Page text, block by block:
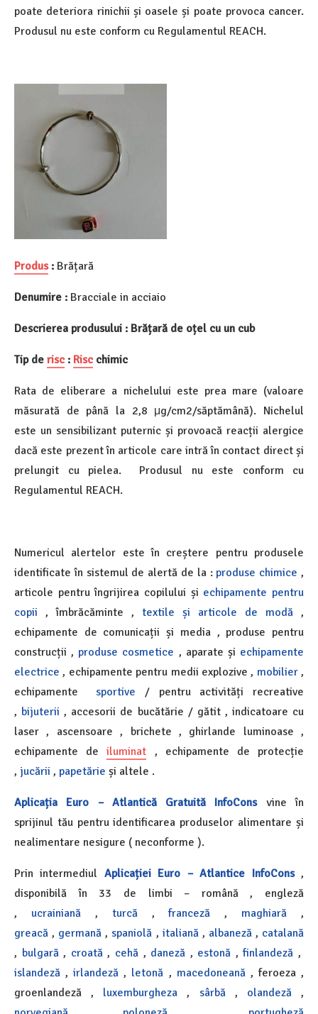
poate deteriora rinichii și oasele și poate provoca cancer.
Produsul nu este conform cu Regulamentul REACH.
Produs: Brățară
Denumire : Bracciale in acciaio
Descrierea produsului : Brățară de oțel cu un cub
Tip de risc : Risc chimic
Rata de eliberare a nichelului este prea mare (valoare
măsurată de până la 2,8 μg/cm2/săptămână). Nichelul
este un sensibilizant puternic și provoacă reacții alergice
dacă este prezent în articole care intră în contact direct și
prelungit cu pielea. Produsul nu este conform cu
Regulamentul REACH.
Numericul alertelor este în creștere pentru produsele
identificate în sistemul de alertă de la : produse chimice ,
articole pentru îngrijirea copilului și echipamente pentru
copii , îmbrăcăminte , textile și articole de modă ,
echipamente de comunicații și media , produse pentru
construcții , produse cosmetice , aparate și echipamente
electrice , echipamente pentru medii explozive , mobilier ,
echipamente sportive
/ pentru activități recreative
, bijuterii , accesorii de bucătărie / gătit , indicatoare cu
laser , ascensoare , brichete , ghirlande luminoase ,
echipamente deiluminat , echipamente de protecție
, jucării , papetărie și altele .
Aplicația Euro – Atlantică Gratuită InfoConsvine în
sprijinul tău pentru identificarea produselor alimentare și
nealimentare nesigure ( neconforme ).
Prin intermediul Aplicației Euro – Atlantice InfoCons ,
disponibilă în 33 de limbi – română , engleză
, ucrainiană , turcă , franceză , maghiară
,
greacă , germană , spaniolă , italiană, albaneză , catalană
, bulgară, croată, cehă , daneză , estonă ,finlandeză ,
islandeză ,irlandeză , letonă , macedoneană , feroeza ,
groenlandeză ,
luxemburgheza , sârbă , olandeză
,